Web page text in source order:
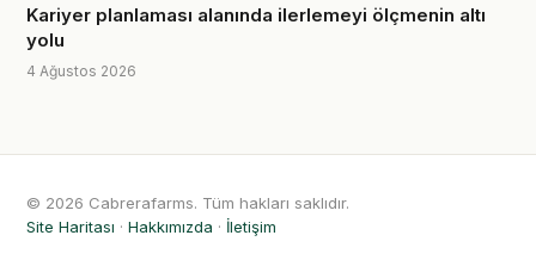
Kariyer planlaması alanında ilerlemeyi ölçmenin altı
yolu
4 Ağustos 2026
© 2026 Cabrerafarms. Tüm hakları saklıdır.
Site Haritası · Hakkımızda · İletişim